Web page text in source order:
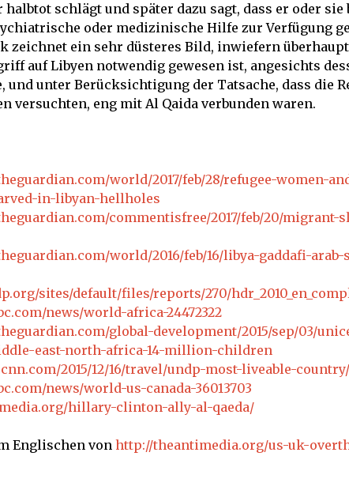
schlägt und später dazu sagt, dass er oder sie
oder medizinische Hilfe zur Verfügung
zeichnet ein sehr düsteres Bild, inwiefern
auf Libyen notwendig gewesen ist, angesichts
unter Berücksichtigung der Tatsache, dass die
versuchten, eng mit Al Qaida verbunden waren.
world/2017/feb/28/refugee-women-
in-libyan-hellholes
commentisfree/2017/feb/20/migrant-
world/2016/feb/16/libya-gaddafi-
sites/default/files/reports/270/
news/world-africa-24472322
global-development/2015/sep/03/
east-north-africa-14-million-children
2015/12/16/travel/undp-most-liveable-
news/world-us-canada-36013703
hillary-clinton-ally-al-qaeda/
Englischen von http://theantimedia.org/us-uk-